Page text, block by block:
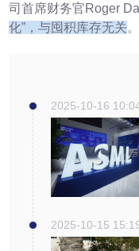
司首席财务官Roger
化”，与囤积库存无关。
2025-10-16
2025-10-15